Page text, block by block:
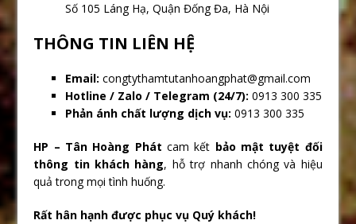
Số 105 Láng Hạ, Quận Đống Đa, Hà Nội
THÔNG TIN LIÊN HỆ
Email: congtythamtutanhoangphat@gmail.com
Hotline / Zalo / Telegram (24/7): 0913 300 335
Phản ánh chất lượng dịch vụ: 0913 300 335
HP – Tân Hoàng Phát cam kết bảo mật tuyệt đối
thông tin khách hàng, hỗ trợ nhanh chóng và hiệu
quả trong mọi tình huống.
Rất hân hạnh được phục vụ Quý khách!